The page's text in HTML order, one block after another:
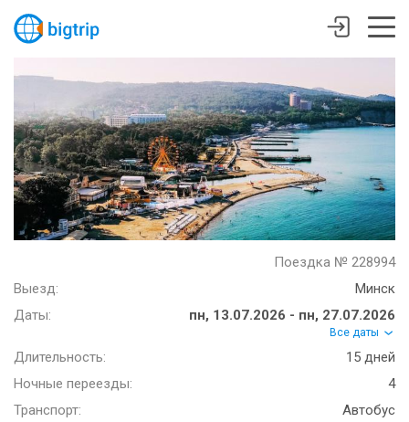
Поездка № 228994
Выезд:
Минск
Даты:
пн, 13.07.2026 - пн, 27.07.2026
Все даты
Длительность:
15 дней
Ночные переезды:
4
Транспорт:
Автобус